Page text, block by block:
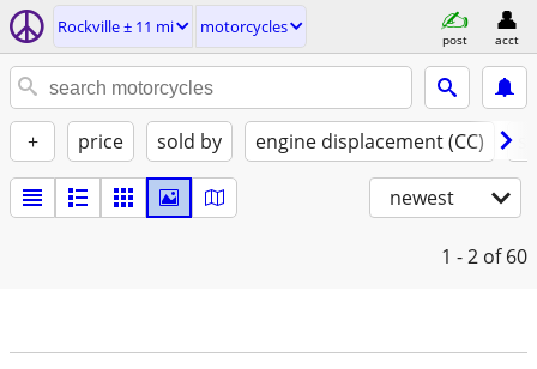
Rockville ± 11 mi motorcycles
post acct
+ price sold by engine displacement (CC)
newest
1 - 2 of 60